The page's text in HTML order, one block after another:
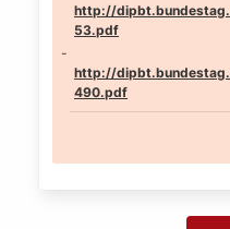
http://
53.pdf
http://
490.pdf